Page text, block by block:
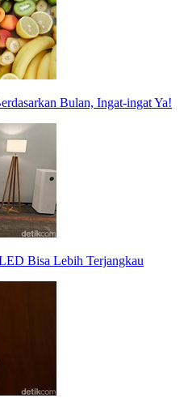
Bulan, Ingat-ingat Ya!
Bisa Lebih Terjangkau